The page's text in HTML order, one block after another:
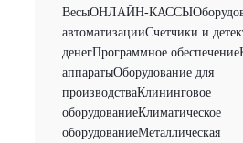
ВесыОНЛАЙН-КАССЫ
автоматизацииСчетчики и
денегПрограммное обеспечение
аппаратыОборудование для
производстваКлининговое
оборудованиеКлиматическое
оборудованиеМеталлическая